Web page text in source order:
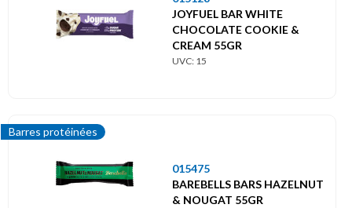
JOYFUEL BAR WHITE
CHOCOLATE COOKIE &
CREAM 55GR
UVC: 15
Barres protéinées
015475
BAREBELLS BARS HAZELNUT
& NOUGAT 55GR